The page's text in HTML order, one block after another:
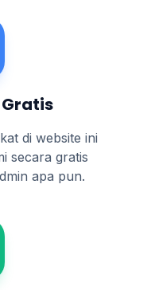
di website ini
secara gratis
apa pun.